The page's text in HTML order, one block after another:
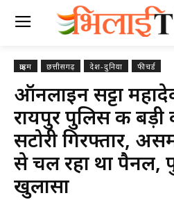
क्राइम छत्तीसगढ़ देश-दुनिया फीचर्ड
ऑनलाइन सट्टा
रायपुर पुलिस की बड़ी
सटोरी गिरफ्तार,
से चल रहा था पैनल,
खुलासा